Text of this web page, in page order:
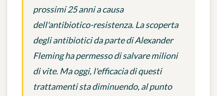
prossimi 25 anni a causa
dell'antibiotico-resistenza. La scoperta
degli antibiotici da parte di Alexander
Fleming ha permesso di salvare milioni
di vite. Ma oggi, l'efficacia di questi
trattamenti sta diminuendo, al punto